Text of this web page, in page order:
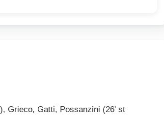
Grieco, Gatti, Possanzini (26' st